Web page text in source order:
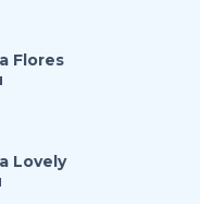
Flores
Lovely